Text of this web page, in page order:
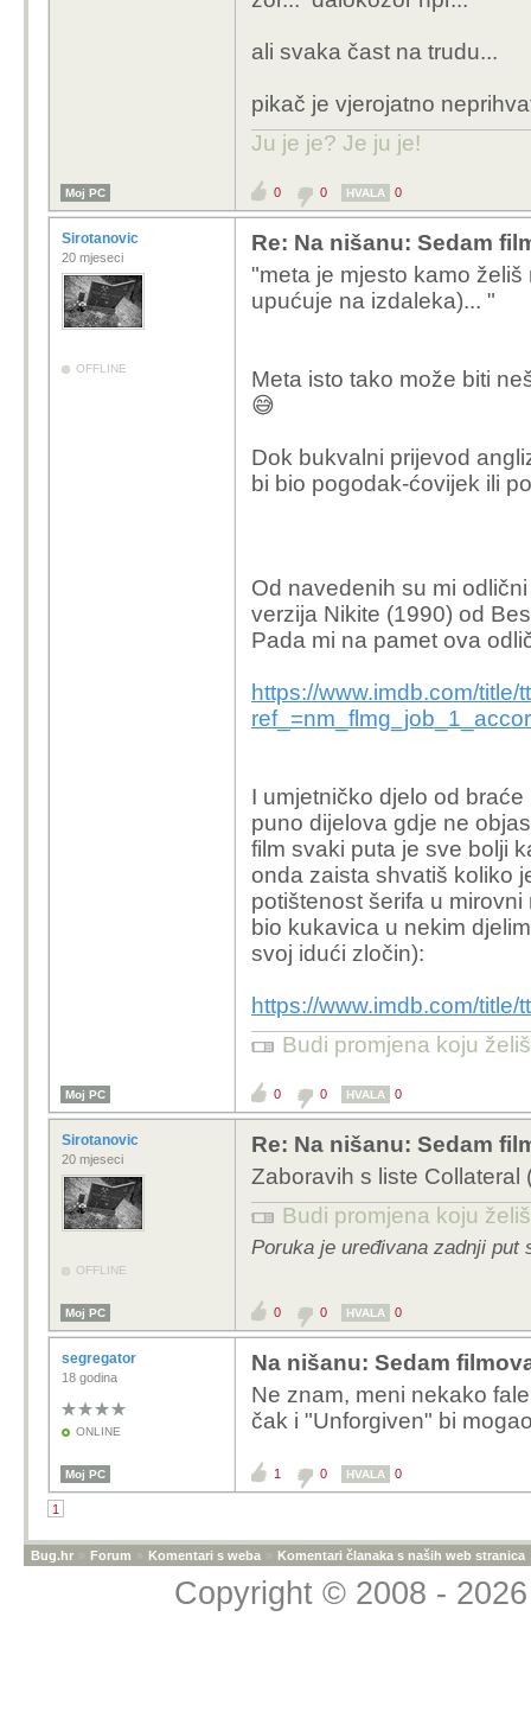
ali svaka čast na trudu...
pikač je vjerojatno
Ju je je? Je ju je!
Moj PC 0 0 HVALA 0
Sirotanovic
20 mjeseci
OFFLINE
Re: Na nišanu: Sedam
"meta je mjesto kamo
upućuje na izdaleka)... "
Meta isto tako može biti
😅
Dok bukvalni prijevod
bi bio pogodak-ćovijek ili
Od navedenih su mi
verzija Nikite (1990) od
Pada mi na pamet ova
https://www.imdb.com/title/
I umjetničko djelo od
puno dijelova gdje ne
film svaki puta je sve bolji
onda zaista shvatiš koliko
potištenost šerifa u
bio kukavica u nekim
svoj idući zločin):
https://www.imdb.com/
Budi promjena koju
Moj PC 0 0 HVALA 0
Sirotanovic
20 mjeseci
OFFLINE
Re: Na nišanu: Sedam
Zaboravih s liste Collateral
Budi promjena koju
Poruka je uređivana zadnji put
Moj PC 0 0 HVALA 0
segregator
18 godina
ONLINE
Na nišanu: Sedam
Ne znam, meni nekako
čak i "Unforgiven" bi
Moj PC 1 0 HVALA 0
1
Bug.hr » Forum » Komentari s weba » Komentari članaka s naših web stranica
Copyright © 2008 -